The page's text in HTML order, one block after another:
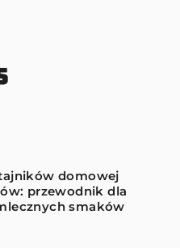
domowej
przewodnik dla
smaków